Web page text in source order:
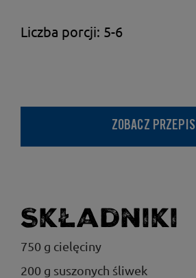
Liczba porcji: 5-6
ZOBACZ PRZEPIS
Składniki
750 g cielęciny
200 g suszonych śliwek